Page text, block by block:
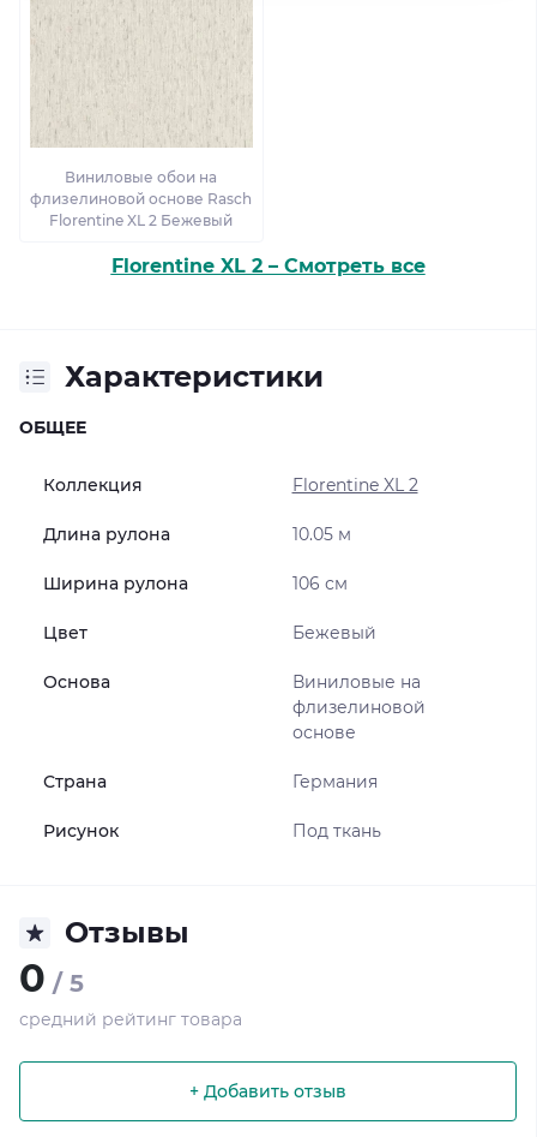
Виниловые обои на
флизелиновой основе Rasch
Florentine XL 2 Бежевый
Florentine XL 2 – Смотреть все
Характеристики
ОБЩЕЕ
Коллекция Florentine XL 2
Длина рулона 10.05 м
Ширина рулона 106 см
Цвет Бежевый
Основа
Виниловые на
флизелиновой
основе
Страна Германия
Рисунок Под ткань
Отзывы
0 / 5
средний рейтинг товара
+ Добавить отзыв